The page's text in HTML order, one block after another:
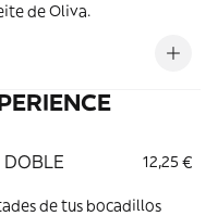
de Oliva.
DOBLE
12,25 €
de tus bocadillos